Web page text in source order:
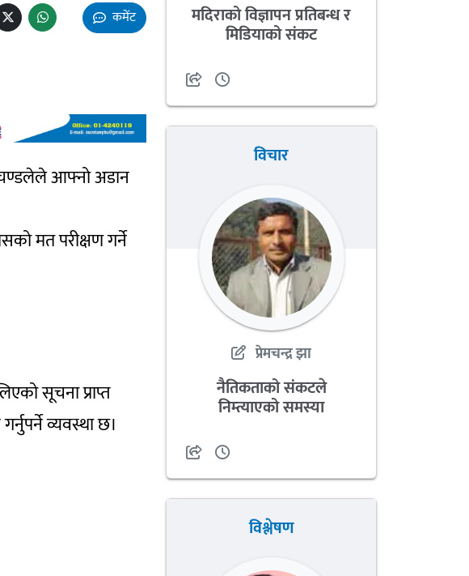
कमेंट
आफ्नो अडान
मत परीक्षण गर्ने
सूचना प्राप्त
व्यवस्था छ।
मदिराको विज्ञापन प्रतिबन्ध र
मिडियाको संकट
विचार
प्रेमचन्द्र झा
नैतिकताको संकटले
निम्त्याएको समस्या
विश्लेषण